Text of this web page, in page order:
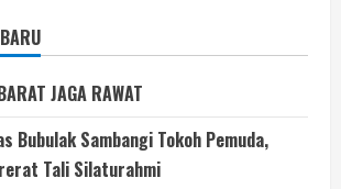
JAGA RAWAT
Bubulak Sambangi Tokoh Pemuda,
Tali Silaturahmi